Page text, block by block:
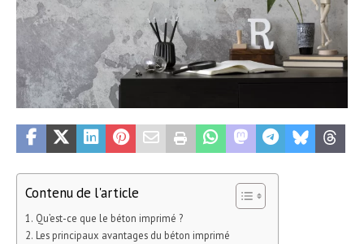
Contenu de l'article
Qu’est-ce que le béton imprimé ?
Les principaux avantages du béton imprimé